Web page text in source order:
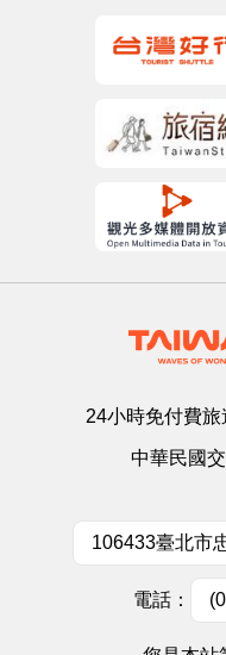
24小時免付費旅
中華民國
106433臺北市
電話：